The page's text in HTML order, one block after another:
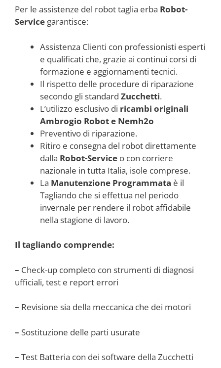
Per le assistenze del robot taglia erba Robot-
Service garantisce:
Assistenza Clienti con professionisti esperti
e qualificati che, grazie ai continui corsi di
formazione e aggiornamenti tecnici.
Il rispetto delle procedure di riparazione
secondo gli standard Zucchetti.
L’utilizzo esclusivo di ricambi originali
Ambrogio Robot e Nemh2o
Preventivo di riparazione.
Ritiro e consegna del robot direttamente
dalla Robot-Service o con corriere
nazionale in tutta Italia, isole comprese.
La Manutenzione Programmata è il
Tagliando che si effettua nel periodo
invernale per rendere il robot affidabile
nella stagione di lavoro.
Il tagliando comprende:
– Check-up completo con strumenti di diagnosi
ufficiali, test e report errori
– Revisione sia della meccanica che dei motori
– Sostituzione delle parti usurate
– Test Batteria con dei software della Zucchetti